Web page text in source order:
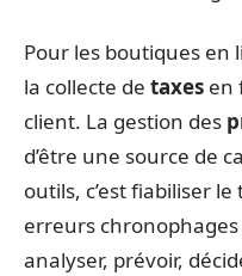
Pour les boutiques en
la collecte de taxes en
client. La gestion des
d’être une source de
outils, c’est fiabiliser
erreurs
analyser, prévoir,